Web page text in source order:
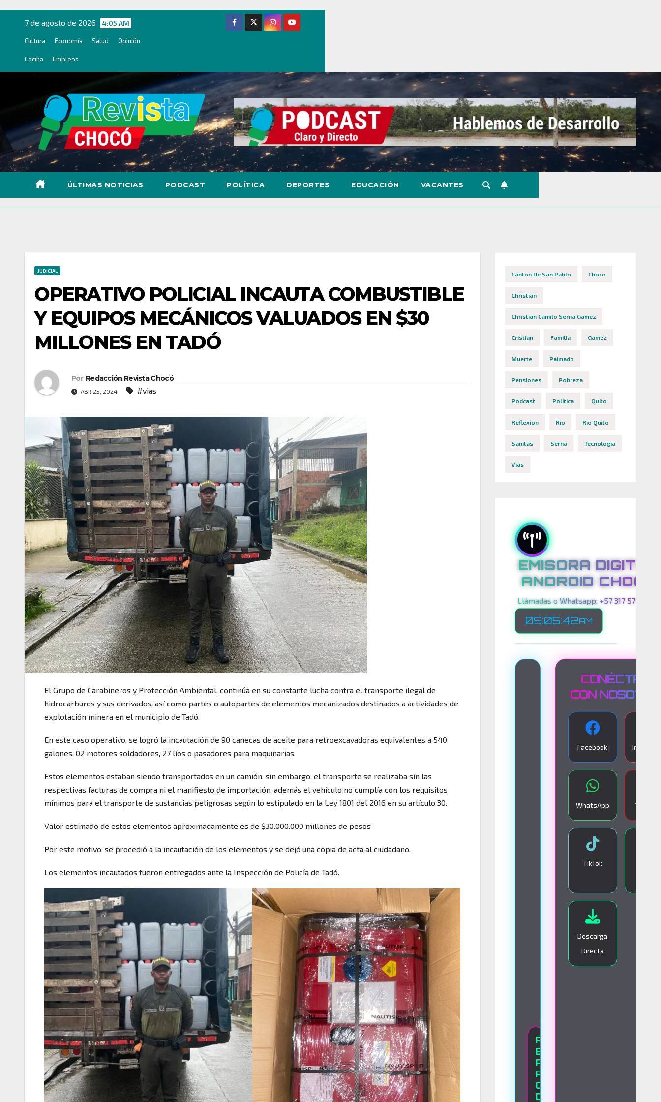
contenido
7 de agosto de 2026 4:05 AM
Cultura Economía Salud Opinión
Cocina Empleos
ÚLTIMAS NOTICIAS PODCAST POLÍTICA DEPORTES EDUCACIÓN VACANTES
JUDICIAL
OPERATIVO POLICIAL INCAUTA COMBUSTIBLE
Y EQUIPOS MECÁNICOS VALUADOS EN $30
MILLONES EN TADÓ
Por Redacción Revista Chocó
ABR 25, 2024 #vias
El Grupo de Carabineros y Protección Ambiental, continúa en su constante lucha contra el transporte ilegal de
hidrocarburos y sus derivados, así como partes o autopartes de elementos mecanizados destinados a actividades de
explotación minera en el municipio de Tadó.
En este caso operativo, se logró la incautación de 90 canecas de aceite para retroexcavadoras equivalentes a 540
galones, 02 motores soldadores, 27 líos o pasadores para maquinarias.
Estos elementos estaban siendo transportados en un camión, sin embargo, el transporte se realizaba sin las
respectivas facturas de compra ni el manifiesto de importación, además el vehículo no cumplía con los requisitos
mínimos para el transporte de sustancias peligrosas según lo estipulado en la Ley 1801 del 2016 en su artículo 30.
Valor estimado de estos elementos aproximadamente es de $30.000.000 millones de pesos
Por este motivo, se procedió a la incautación de los elementos y se dejó una copia de acta al ciudadano.
Los elementos incautados fueron entregados ante la Inspección de Policía de Tadó.
Canton De San Pablo Choco
Christian
Christian Camilo Serna Gamez
Cristian Familia Gamez
Muerte Paimado
Pensiones Pobreza
Podcast Politica Quito
Reflexion Rio Rio Quito
Sanitas Serna Tecnologia
Vias
EMISORA DIGITAL
ANDROID CHOCO
Llámadas o Whatsapp: +57 317 575 00 21
09:05:44AM
R
E
P
R
O
D
CONÉCTATE
CON
Facebook
WhatsApp YouTube
TikTok
Descarga
Directa